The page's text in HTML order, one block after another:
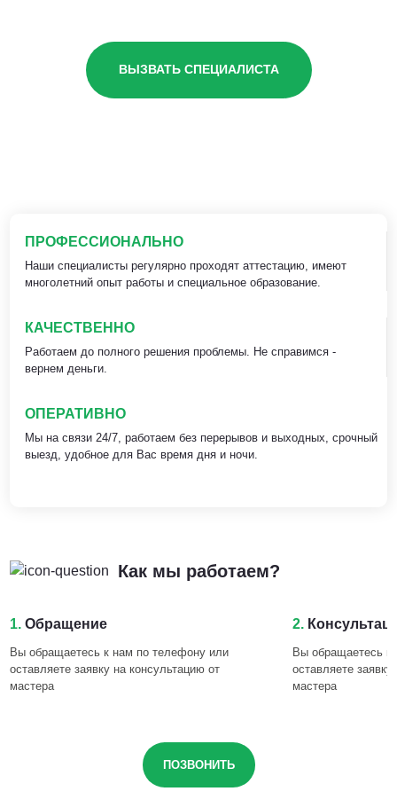
ВЫЗВАТЬ СПЕЦИАЛИСТА
ПРОФЕССИОНАЛЬНО
Наши специалисты регулярно проходят аттестацию, имеют
многолетний опыт работы и специальное образование.
КАЧЕСТВЕННО
Работаем до полного решения проблемы. Не справимся -
вернем деньги.
ОПЕРАТИВНО
Мы на связи 24/7, работаем без перерывов и выходных, срочный
выезд, удобное для Вас время дня и ночи.
Как мы работаем?
1. Обращение
Вы обращаетесь к нам по телефону или
оставляете заявку на консультацию от
мастера
2.
Вы обращаетесь
оставляете
мастера
ПОЗВОНИТЬ